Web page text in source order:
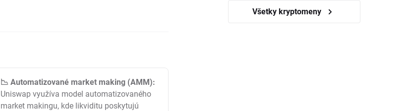
📉 Automatizované market making (AMM):
Uniswap využíva model automatizovaného
market makingu, kde likviditu poskytujú
Všetky kryptomeny